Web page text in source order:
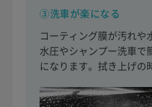
③洗車が楽になる
コーティング膜が汚れや
水圧やシャンプー洗車で
になります。拭き上げの